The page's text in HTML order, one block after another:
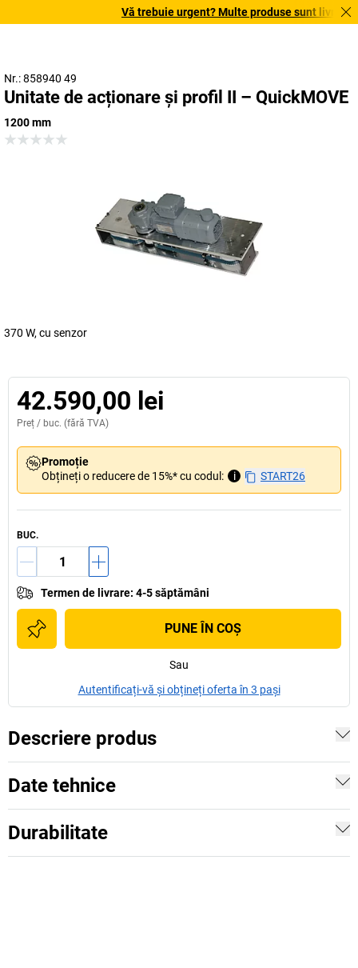
Vă trebuie urgent? Multe produse sunt livrate
Nr.: 858940 49
Unitate de acționare și profil II – QuickMOVE
1200 mm
370 W, cu senzor
42.590,00 lei
Preț / buc. (fără TVA)
Promoție
Obțineți o reducere de 15%* cu codul:
i START26
BUC.
Termen de livrare: 4-5 săptămâni
PUNE ÎN COŞ
Sau
Autentificați-vă și obțineți oferta în 3 pași
Descriere produs
Date tehnice
Durabilitate